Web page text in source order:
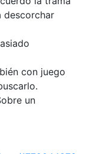
descorchar
con juego
un